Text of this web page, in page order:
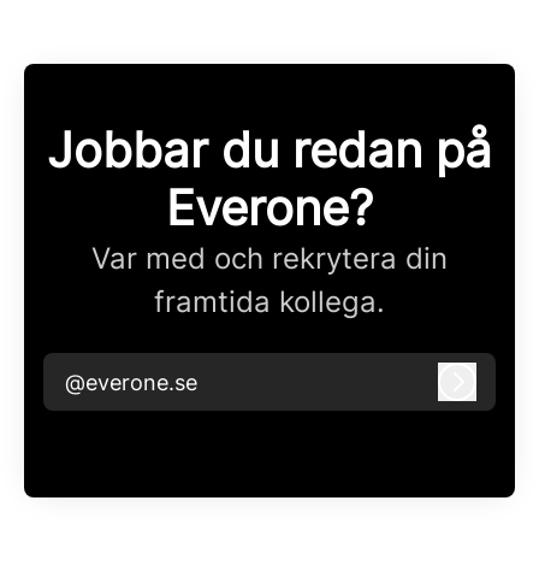
Jobbar du redan på
Everone?
Var med och rekrytera din
framtida kollega.
@everone.se